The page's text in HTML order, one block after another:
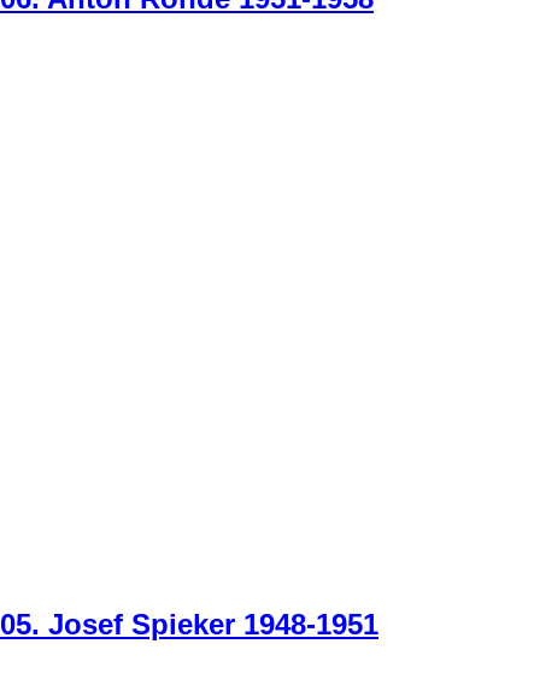
05. Josef Spieker 1948-1951